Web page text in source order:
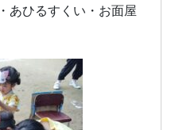
あひるすくい・お面屋